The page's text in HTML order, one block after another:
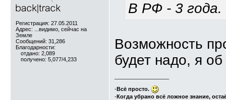
Регистрация: 27.05.2011
Адрес: ...видимо, сейчас на
Земле
Сообщений: 31,286
Благодарности:
отдано: 2,089
получено: 5,077/4,233
В РФ - 3 года.
Возможность
будет надо, я
-Всё просто.
-Когда убрано всё ложное знание,